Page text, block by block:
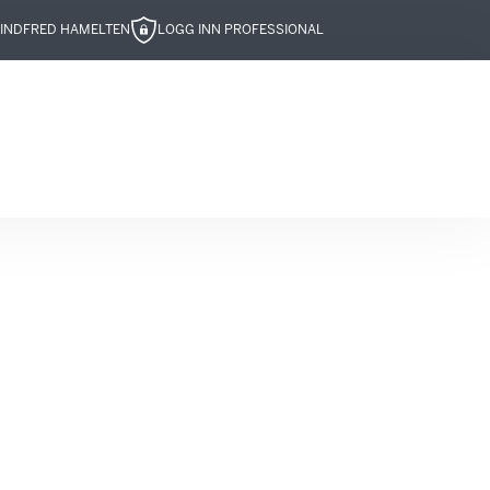
FRED HAMELTEN LOGG INN PROFESSIONAL